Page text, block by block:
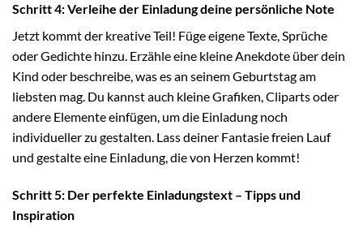
Schritt 4: Verleihe der Einladung deine persönliche Note
Jetzt kommt der kreative Teil! Füge eigene Texte, Sprüche
oder Gedichte hinzu. Erzähle eine kleine Anekdote über dein
Kind oder beschreibe, was es an seinem Geburtstag am
liebsten mag. Du kannst auch kleine Grafiken, Cliparts oder
andere Elemente einfügen, um die Einladung noch
individueller zu gestalten. Lass deiner Fantasie freien Lauf
und gestalte eine Einladung, die von Herzen kommt!
Schritt 5: Der perfekte Einladungstext – Tipps und
Inspiration